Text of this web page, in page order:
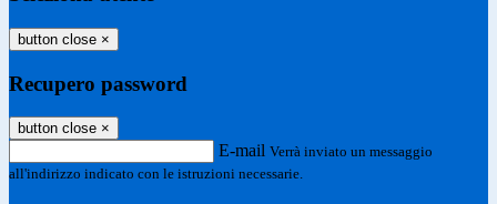
button close ×
Recupero password
button close ×
E-mail Verrà inviato un messaggio
all'indirizzo indicato con le istruzioni necessarie.